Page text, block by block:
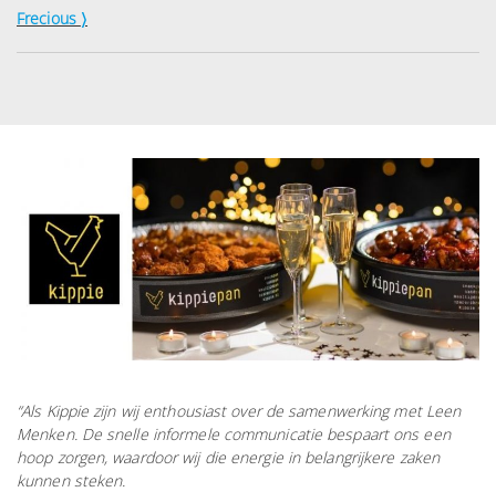
Frecious 〉
“Als Kippie zijn wij enthousiast over de samenwerking met Leen
Menken. De snelle informele communicatie bespaart ons een
hoop zorgen, waardoor wij die energie in belangrijkere zaken
kunnen steken.